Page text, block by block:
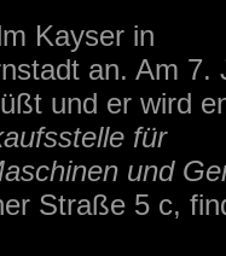
Kayser in
an. Am 7.
und er wird
für
und
Straße 5 c,